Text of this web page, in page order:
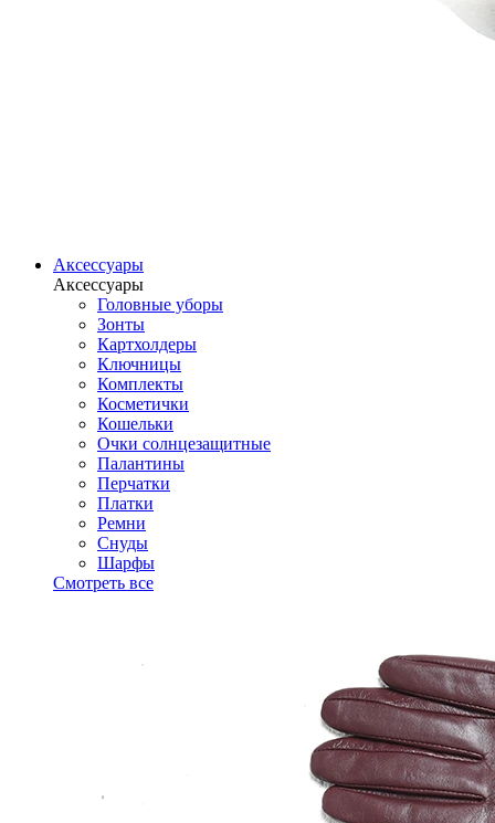
Аксессуары
Аксессуары
Головные уборы
Зонты
Картхолдеры
Ключницы
Комплекты
Косметички
Кошельки
Очки солнцезащитные
Палантины
Перчатки
Платки
Ремни
Снуды
Шарфы
Смотреть все